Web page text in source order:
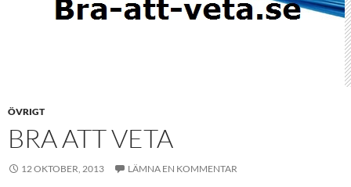
ÖVRIGT
BRA ATT VETA
12 OKTOBER, 2013 LÄMNA EN KOMMENTAR